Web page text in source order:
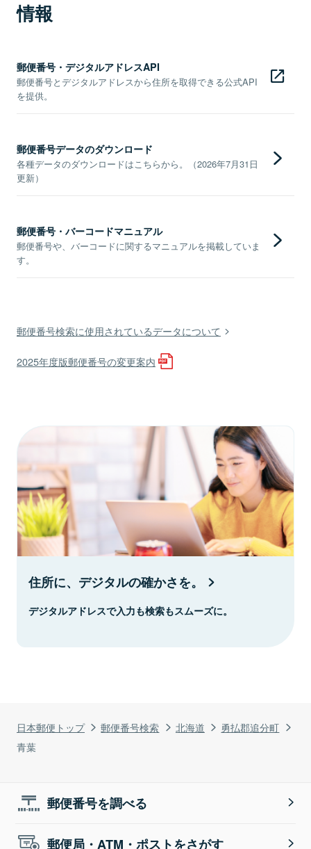
日本郵便トップ 郵便番号検索 北海道
勇払郡追分町
青葉
情報
郵便番号・デジタルアドレスAPI
郵便番号とデジタルアドレスから住所を取得できる公式API
を提供。
郵便番号データのダウンロード
各種データのダウンロードはこちらから。（2026年7月31日
更新）
郵便番号・バーコードマニュアル
郵便番号や、バーコードに関するマニュアルを掲載していま
す。
郵便番号検索に使用されているデータについて
2025年度版郵便番号の変更案内
住所に、デジタルの確かさを。
デジタルアドレスで入力も検索もスムーズに。
郵便番号を調べる
郵便局・ATM・ポストをさがす